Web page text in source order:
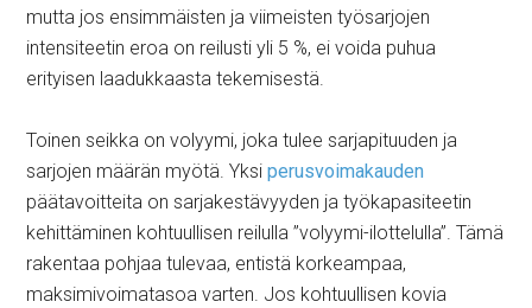
mutta jos ensimmäisten ja viimeisten työsarjojen
intensiteetin eroa on reilusti yli 5 %, ei voida puhua
erityisen laadukkaasta tekemisestä.
Toinen seikka on volyymi, joka tulee sarjapituuden ja
sarjojen määrän myötä. Yksiperusvoimakauden
päätavoitteita on sarjakestävyyden ja työkapasiteetin
kehittäminen kohtuullisen reilulla ”volyymi-ilottelulla”. Tämä
rakentaa pohjaa tulevaa, entistä korkeampaa,
maksimivoimatasoa varten. Jos kohtuullisen kovia